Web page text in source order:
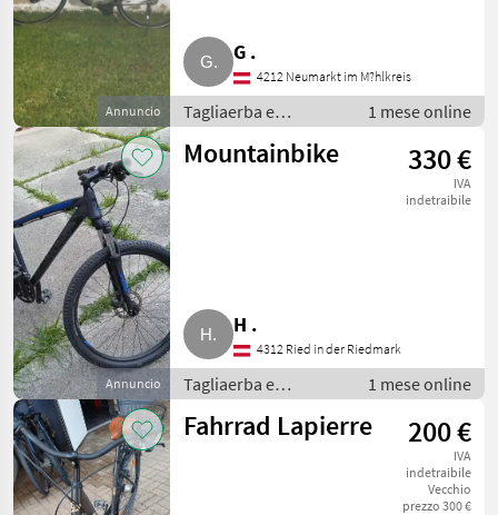
Annuncio
G .
4212 Neumarkt im M?hlkreis
Tagliaerba e
macchine da
giardinaggio /
1 mese online
Annuncio
Mountainbike 330 €
IVA
indetraibile
H .
4312 Ried in der Riedmark
Tagliaerba e
macchine da
giardinaggio /
1 mese online
Fahrrad Lapierre 200 €
IVA
indetraibile
Vecchio
prezzo 300 €